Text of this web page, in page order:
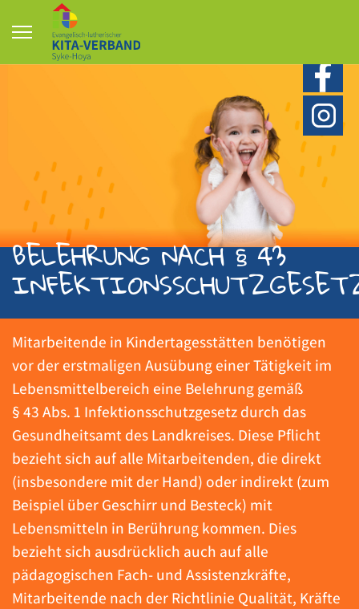
BELEHRUNG NACH § 43
Mitarbeitende in Kindertagesstätten benötigen
vor der erstmaligen Ausübung einer Tätigkeit im
Lebensmittelbereich eine Belehrung gemäß
§ 43 Abs. 1 Infektionsschutzgesetz durch das
Gesundheitsamt des Landkreises. Diese Pflicht
bezieht sich auf alle Mitarbeitenden, die direkt
(insbesondere mit der Hand) oder indirekt (zum
Beispiel über Geschirr und Besteck) mit
Lebensmitteln in Berührung kommen. Dies
bezieht sich ausdrücklich auch auf alle
pädagogischen Fach- und Assistenzkräfte,
Mitarbeitende nach der Richtlinie Qualität, Kräfte